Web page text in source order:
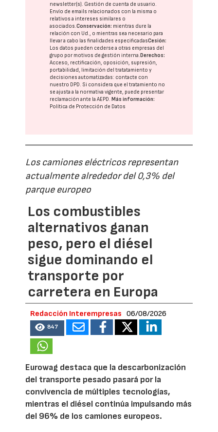
newsletter(s). Gestión de cuenta de usuario.
Envío de emails relacionados con la misma o
relativos a intereses similares o
asociados.Conservación: mientras dure la
relación con Ud., o mientras sea necesario para
llevar a cabo las finalidades especificadasCesión:
Los datos pueden cederse a otras empresas del
grupo por motivos de gestión interna. Derechos:
Acceso, rectificación, oposición, supresión,
portabilidad, limitación del tratatamiento y
decisiones automatizadas: contacte con
nuestro DPD. Si considera que el tratamiento no
se ajusta a la normativa vigente, puede presentar
reclamación ante laAEPD. Más información:
Política de Protección de Datos
Los camiones eléctricos representan
actualmente alrededor del 0,3% del
parque europeo
Los combustibles
alternativos ganan
peso, pero el diésel
sigue dominando el
transporte por
carretera en Europa
Redacción Interempresas 06/08/2026
847
Eurowag destaca que la descarbonización
del transporte pesado pasará por la
convivencia de múltiples tecnologías,
mientras el diésel continúa impulsando más
del 96% de los camiones europeos.